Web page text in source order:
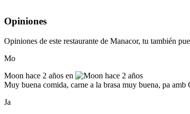
Opiniones
Opiniones de este restaurante de Manacor, tu también
Mo
Moon hace 2 años en
Muy buena comida, carne a la brasa muy buena, pa
Ja